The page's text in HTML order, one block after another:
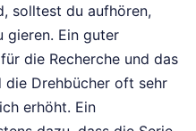
solltest du aufhören,
gieren. Ein guter
die Recherche und das
die Drehbücher oft sehr
erhöht. Ein